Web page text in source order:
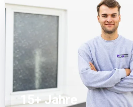
15+ Jahre